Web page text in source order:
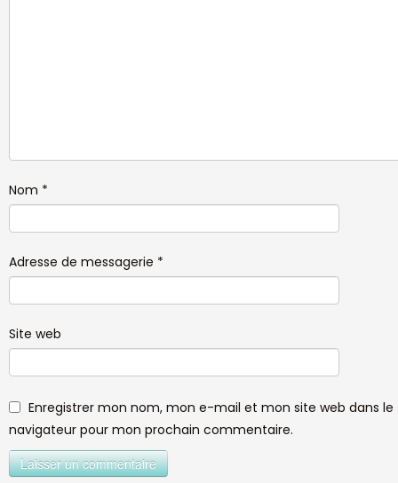
Nom *
Adresse de messagerie *
Site web
Enregistrer mon nom, mon e-mail et mon site web dans le
navigateur pour mon prochain commentaire.